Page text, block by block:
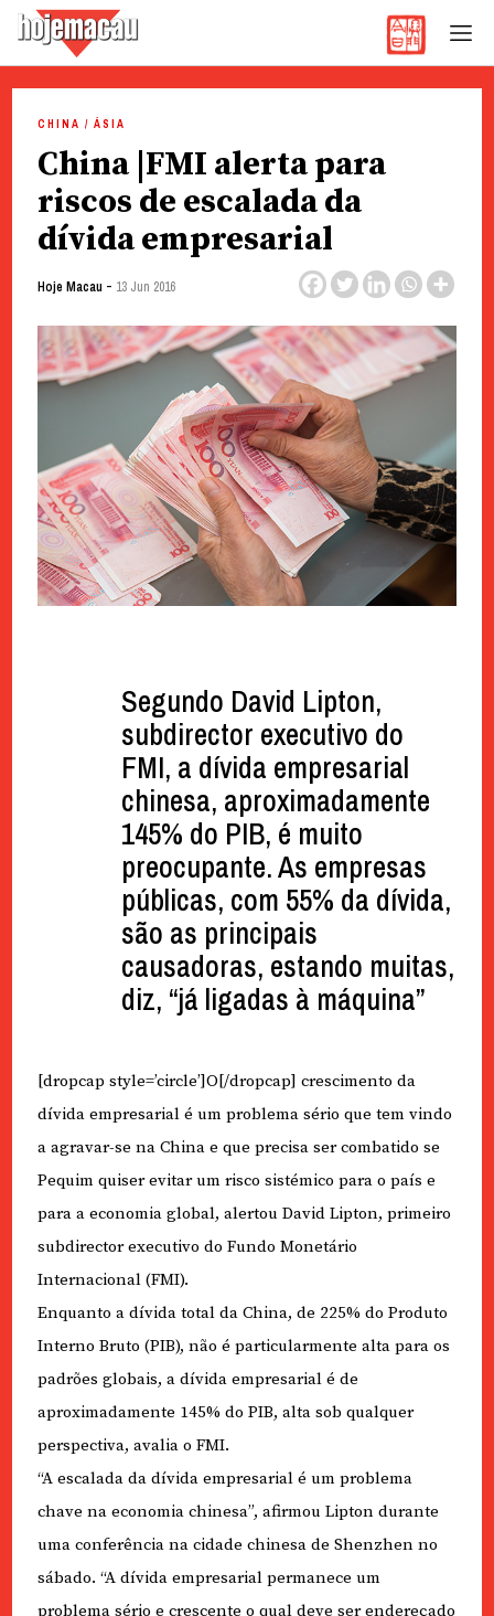
content
CHINA / ÁSIA
China |FMI alerta para
riscos de escalada da
dívida empresarial
Hoje Macau - 13 Jun 2016
Segundo David Lipton,
subdirector executivo do
FMI, a dívida empresarial
chinesa, aproximadamente
145% do PIB, é muito
preocupante. As empresas
públicas, com 55% da dívida,
são as principais
causadoras, estando muitas,
diz, “já ligadas à máquina”
[dropcap style=’circle’]O[/dropcap] crescimento da
dívida empresarial é um problema sério que tem vindo
a agravar-se na China e que precisa ser combatido se
Pequim quiser evitar um risco sistémico para o país e
para a economia global, alertou David Lipton, primeiro
subdirector executivo do Fundo Monetário
Internacional (FMI).
Enquanto a dívida total da China, de 225% do Produto
Interno Bruto (PIB), não é particularmente alta para os
padrões globais, a dívida empresarial é de
aproximadamente 145% do PIB, alta sob qualquer
perspectiva, avalia o FMI.
“A escalada da dívida empresarial é um problema
chave na economia chinesa”, afirmou Lipton durante
uma conferência na cidade chinesa de Shenzhen no
sábado. “A dívida empresarial permanece um
problema sério e crescente o qual deve ser endereçado